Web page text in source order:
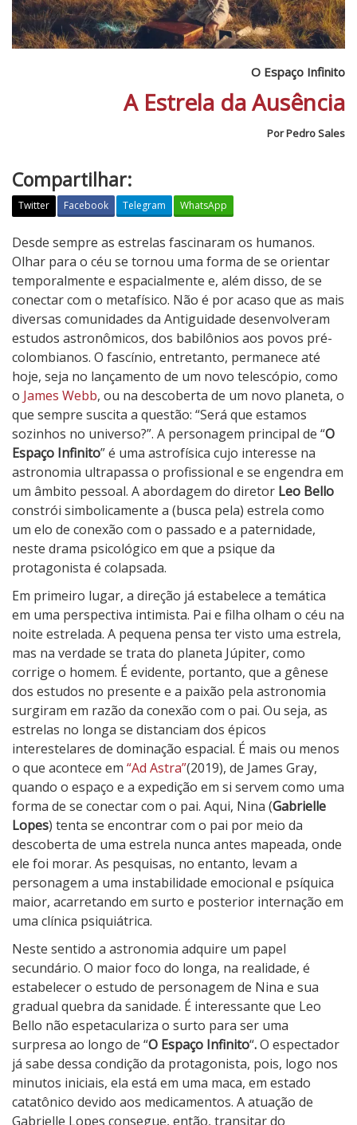
O Espaço Infinito
A Estrela da Ausência
Por Pedro Sales
Compartilhar:
Twitter Facebook Telegram WhatsApp
O
E
s
p
a
ç
o
I
n
f
i
n
i
t
o
Desde sempre as estrelas fascinaram os humanos.
Olhar para o céu se tornou uma forma de se orientar
temporalmente e espacialmente e, além disso, de se
conectar com o metafísico. Não é por acaso que as mais
diversas comunidades da Antiguidade desenvolveram
estudos astronômicos, dos babilônios aos povos pré-
colombianos. O fascínio, entretanto, permanece até
hoje, seja no lançamento de um novo telescópio, como
o James Webb, ou na descoberta de um novo planeta, o
que sempre suscita a questão: “Será que estamos
sozinhos no universo?”. A personagem principal de “O
Espaço Infinito” é uma astrofísica cujo interesse na
astronomia ultrapassa o profissional e se engendra em
um âmbito pessoal. A abordagem do diretor Leo Bello
constrói simbolicamente a (busca pela) estrela como
um elo de conexão com o passado e a paternidade,
neste drama psicológico em que a psique da
protagonista é colapsada.
Em primeiro lugar, a direção já estabelece a temática
em uma perspectiva intimista. Pai e filha olham o céu na
noite estrelada. A pequena pensa ter visto uma estrela,
mas na verdade se trata do planeta Júpiter, como
corrige o homem. É evidente, portanto, que a gênese
dos estudos no presente e a paixão pela astronomia
surgiram em razão da conexão com o pai. Ou seja, as
estrelas no longa se distanciam dos épicos
interestelares de dominação espacial. É mais ou menos
o que acontece em “Ad Astra”(2019), de James Gray,
quando o espaço e a expedição em si servem como uma
forma de se conectar com o pai. Aqui, Nina (Gabrielle
Lopes) tenta se encontrar com o pai por meio da
descoberta de uma estrela nunca antes mapeada, onde
ele foi morar. As pesquisas, no entanto, levam a
personagem a uma instabilidade emocional e psíquica
maior, acarretando em surto e posterior internação em
uma clínica psiquiátrica.
Neste sentido a astronomia adquire um papel
secundário. O maior foco do longa, na realidade, é
estabelecer o estudo de personagem de Nina e sua
gradual quebra da sanidade. É interessante que Leo
Bello não espetaculariza o surto para ser uma
surpresa ao longo de “O Espaço Infinito“.O espectador
já sabe dessa condição da protagonista, pois, logo nos
minutos iniciais, ela está em uma maca, em estado
catatônico devido aos medicamentos. A atuação de
Gabrielle Lopes consegue, então, transitar do